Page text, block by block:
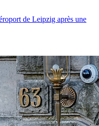
de Leipzig après une